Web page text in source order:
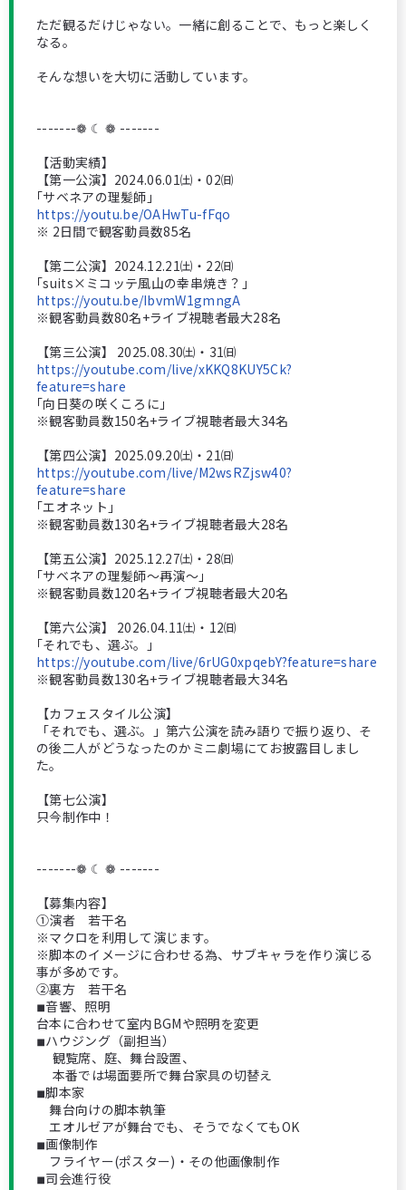
ただ観るだけじゃない。一緒に創ることで、もっと楽しく
なる。
そんな想いを大切に活動しています。
-------❁ ☾ ❁ -------
【活動実績】
【第一公演】2024.06.01㈯・02㈰
｢サベネアの理髪師｣
https://youtu.be/OAHwTu-fFqo
※ 2日間で観客動員数85名
【第二公演】2024.12.21㈯・22㈰
｢suits×ミコッテ風山の幸串焼き？｣
https://youtu.be/IbvmW1gmngA
※観客動員数80名+ライブ視聴者最大28名
【第三公演】 2025.08.30㈯・31㈰
https://youtube.com/live/xKKQ8KUY5Ck?
feature=share
｢向日葵の咲くころに｣
※観客動員数150名+ライブ視聴者最大34名
【第四公演】2025.09.20㈯・21㈰
https://youtube.com/live/M2wsRZjsw40?
feature=share
｢エオネット｣
※観客動員数130名+ライブ視聴者最大28名
【第五公演】2025.12.27㈯・28㈰
｢サベネアの理髪師～再演～｣
※観客動員数120名+ライブ視聴者最大20名
【第六公演】 2026.04.11㈯・12㈰
｢それでも、選ぶ。｣
https://youtube.com/live/6rUG0xpqebY?feature=share
※観客動員数130名+ライブ視聴者最大34名
【カフェスタイル公演】
「それでも、選ぶ。」第六公演を読み語りで振り返り、そ
の後二人がどうなったのかミニ劇場にてお披露目しまし
た。
【第七公演】
只今制作中！
-------❁ ☾ ❁ -------
【募集内容】
①演者 若干名
※マクロを利用して演じます。
※脚本のイメージに合わせる為、サブキャラを作り演じる
事が多めです。
②裏方 若干名
◾︎音響、照明
台本に合わせて室内BGMや照明を変更
◾︎ハウジング（副担当）
観覧席、庭、舞台設置、
本番では場面要所で舞台家具の切替え
◾︎脚本家
舞台向けの脚本執筆
エオルゼアが舞台でも、そうでなくてもOK
◾︎画像制作
フライヤー(ポスター)・その他画像制作
◾︎司会進行役